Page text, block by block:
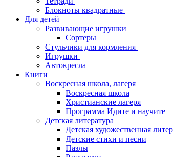
Блокноты квадратные
Для детей
Развивающие игрушки
Сортеры
Стульчики для кормления
Игрушки
Автокресла
Книги
Воскресная школа, лагеря
Воскресная школа
Христианские лагеря
Программа Идите и научите
Детская литература
Детская художественная
Детские стихи и песни
Пазлы